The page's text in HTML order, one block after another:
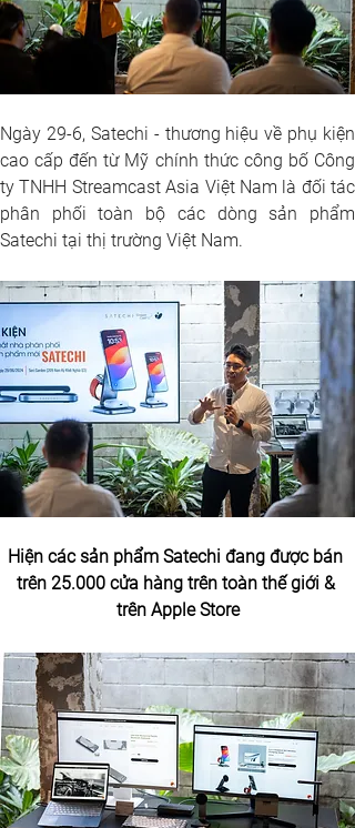
Ngày 29-6, Satechi - thương hiệu về phụ kiện
cao cấp đến từ Mỹ chính thức công bố Công
ty TNHH Streamcast Asia Việt Nam là đối tác
phân phối toàn bộ các dòng sản phẩm
Satechi tại thị trường Việt Nam.
Hiện các sản phẩm Satechi đang được bán
trên 25.000 cửa hàng trên toàn thế giới &
trên Apple Store